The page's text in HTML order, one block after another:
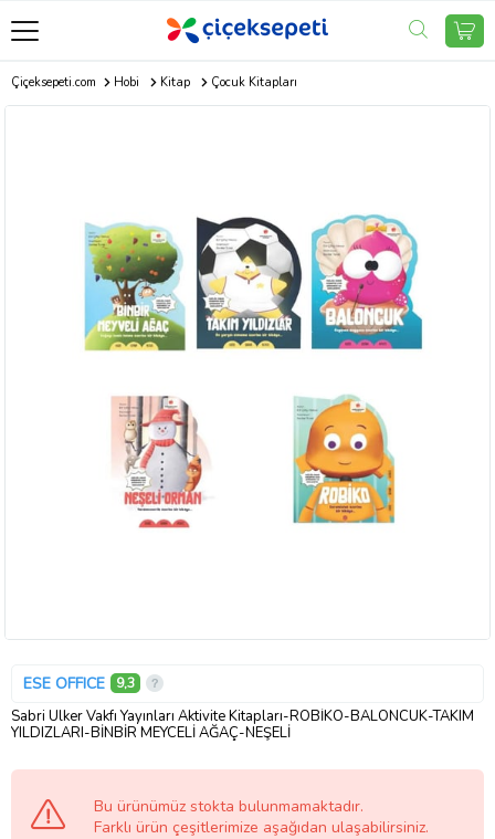
Çiçeksepeti.com Hobi Kitap Çocuk Kitapları
ESE OFFICE 9,3
Sabri Ülker Vakfı Yayınları Aktivite Kitapları-ROBİKO-BALONCUK-TAKIM
YILDIZLARI-BİNBİR MEYCELİ AĞAÇ-NEŞELİ
Bu ürünümüz stokta bulunmamaktadır.
Farklı ürün çeşitlerimize aşağıdan ulaşabilirsiniz.